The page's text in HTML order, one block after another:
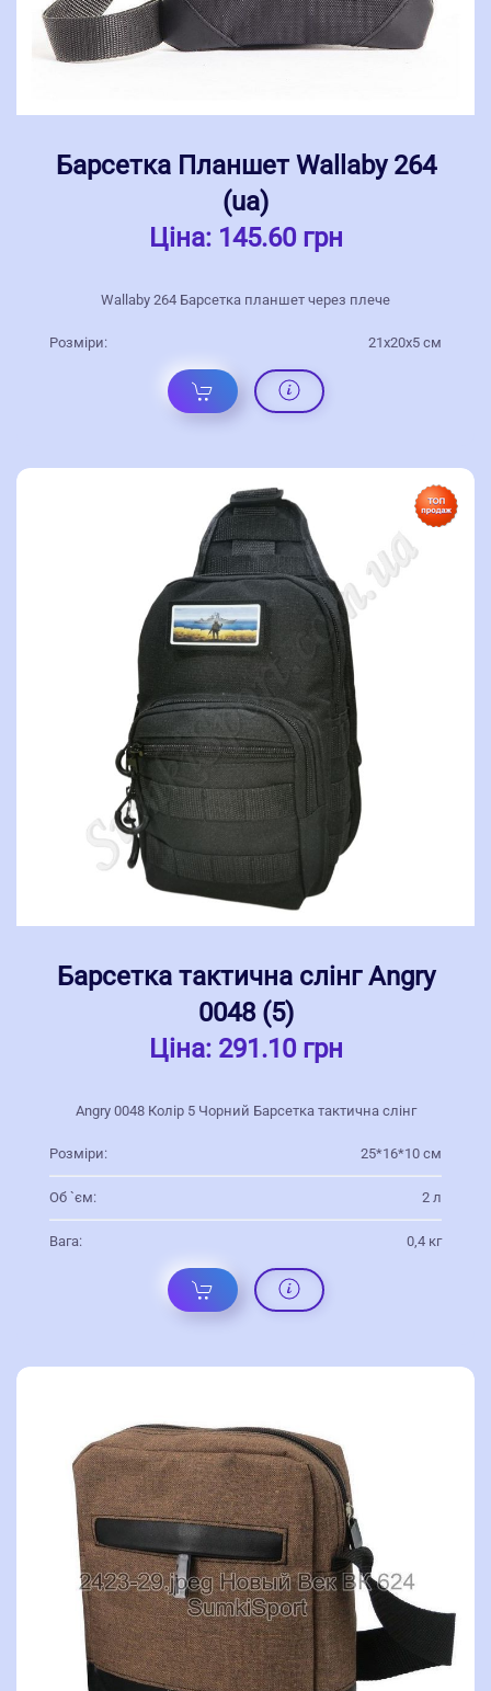
Барсетка Планшет Wallaby 264
(ua)
Ціна: 145.60 грн
Wallaby 264 Барсетка планшет через плече
Розміри: 21x20x5 см
Барсетка тактична слінг Angry
0048 (5)
Ціна: 291.10 грн
Angry 0048 Колір 5 Чорний Барсетка тактична слінг
Розміри: 25*16*10 см
Об `єм: 2 л
Вага: 0,4 кг